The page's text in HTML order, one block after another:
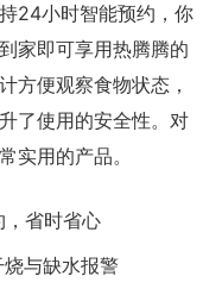
24小时智能预约，你
家即可享用热腾腾的
方便观察食物状态，
了使用的安全性。对
实用的产品。
，省时省心
与缺水报警